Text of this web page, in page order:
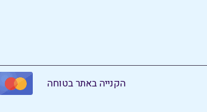
הקנייה באתר בטוחה